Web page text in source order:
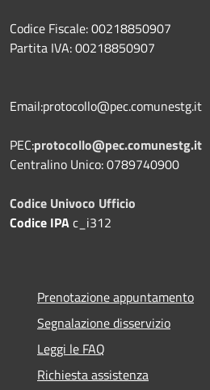
Codice Fiscale: 00218850907
Partita IVA: 00218850907
Email:protocollo@pec.comunestg.it
PEC:protocollo@pec.comunestg.it
Centralino Unico: 0789740900
Codice Univoco Ufficio
Codice IPAc_i312
Prenotazione appuntamento
Segnalazione disservizio
Leggi le FAQ
Richiesta assistenza